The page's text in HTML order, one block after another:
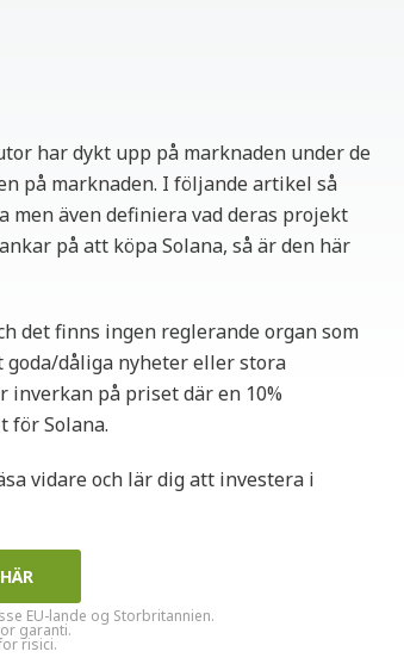
har dykt upp på marknaden under de
på marknaden. I följande artikel så
men även definiera vad deras projekt
på att köpa Solana, så är den här
det finns ingen reglerande organ som
dåliga nyheter eller stora
på priset där en 10%
för Solana.
vidare och lär dig att investera i
EU-lande og Storbritannien.
garanti.
risici.